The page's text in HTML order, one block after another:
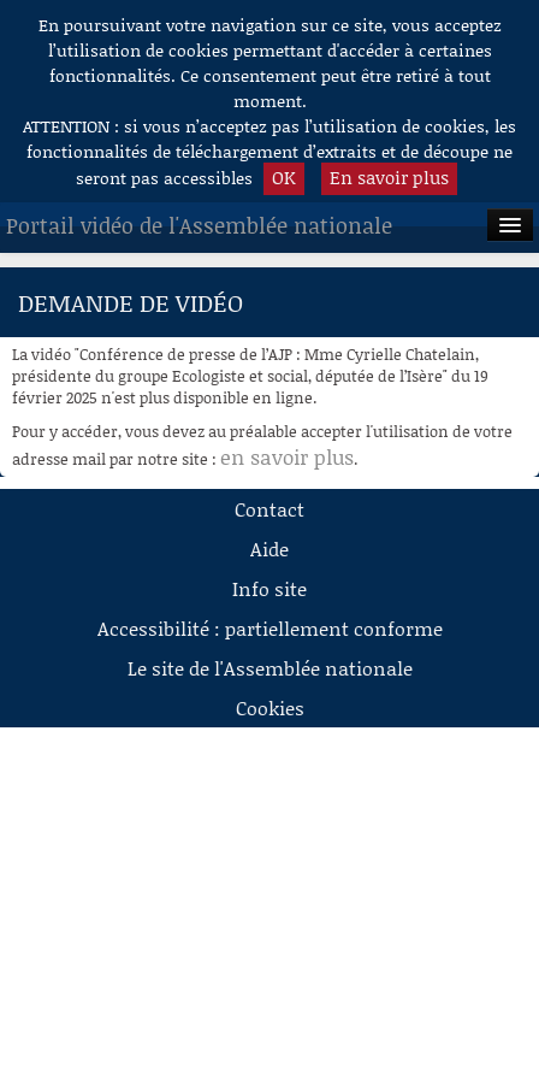
Aller au contenu
En poursuivant votre navigation sur ce site, vous acceptez
l’utilisation de cookies permettant d'accéder à certaines
fonctionnalités. Ce consentement peut être retiré à tout
moment.
ATTENTION : si vous n’acceptez pas l’utilisation de cookies, les
fonctionnalités de téléchargement d’extraits et de découpe ne
seront pas accessibles
OK En savoir plus
Portail vidéo de l'Assemblée nationale
ACCUEIL
À LA DEMANDE
RECHERCHE
AIDE À LA DÉCOUPE
DE VIDÉOS
DEMANDE DE VIDÉO
La vidéo "Conférence de presse de l’AJP : Mme Cyrielle Chatelain,
présidente du groupe Ecologiste et social, députée de l’Isère" du 19
février 2025 n'est plus disponible en ligne.
Pour y accéder, vous devez au préalable accepter l'utilisation de votre
adresse mail par notre site : en savoir plus.
Contact
Aide
Info site
Accessibilité : partiellement conforme
Le site de l'Assemblée nationale
Cookies